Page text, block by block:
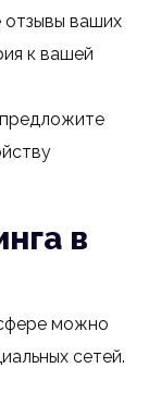
отзывы ваших
к вашей
в
можно
сетей.